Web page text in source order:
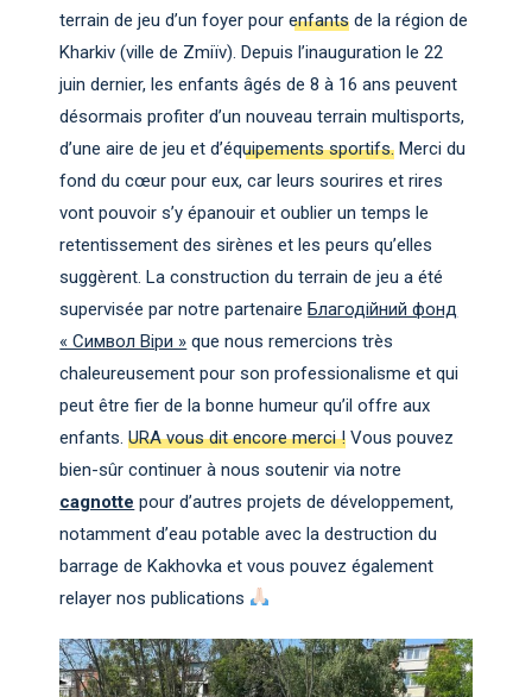
terrain de jeu d’un foyer pour enfants de la région de
Kharkiv (ville de Zmiïv). Depuis l’inauguration le 22
juin dernier, les enfants âgés de 8 à 16 ans peuvent
désormais profiter d’unnouveau terrain multisports,
d’une aire de jeu et d’équipements sportifs. Merci du
fond du cœur pour eux, car leurs sourires et rires
vont pouvoir s’y épanouir et oublier un temps le
retentissement des sirènes et les peurs qu’elles
suggèrent. La construction du terrain de jeu a été
supervisée par notre partenaireБлагодійний фонд
« Символ Віри » que nous remercions très
chaleureusement pour son professionalisme et qui
peut être fier de la bonne humeur qu’il offre aux
enfants.URA vous dit encore merci ! Vous pouvez
bien-sûr continuer à nous soutenir via notre
cagnotte pour d’autres projets de développement,
notamment d’eau potable avec la destruction du
barrage de Kakhovka et vous pouvez également
relayer nos publications